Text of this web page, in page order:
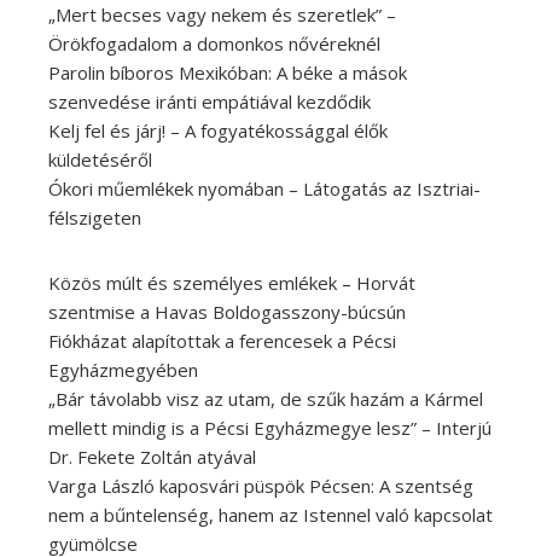
„Mert becses vagy nekem és szeretlek” –
Örökfogadalom a domonkos nővéreknél
Parolin bíboros Mexikóban: A béke a mások
szenvedése iránti empátiával kezdődik
Kelj fel és járj! – A fogyatékossággal élők
küldetéséről
Ókori műemlékek nyomában – Látogatás az Isztriai-
félszigeten
Közös múlt és személyes emlékek – Horvát
szentmise a Havas Boldogasszony-búcsún
Fiókházat alapítottak a ferencesek a Pécsi
Egyházmegyében
„Bár távolabb visz az utam, de szűk hazám a Kármel
mellett mindig is a Pécsi Egyházmegye lesz” – Interjú
Dr. Fekete Zoltán atyával
Varga László kaposvári püspök Pécsen: A szentség
nem a bűntelenség, hanem az Istennel való kapcsolat
gyümölcse